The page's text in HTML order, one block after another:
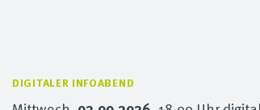
DIGITALER INFOABEND